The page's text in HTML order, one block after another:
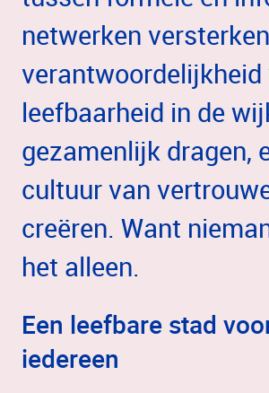
netwerken
verantwoordelijkheid
leefbaarheid in de
gezamenlijk dragen,
cultuur van
creëren. Want
het alleen.
Een leefbare stad
iedereen